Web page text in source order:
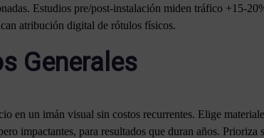
Estudios pre/post-instalación miden tráfico +15-
atribución digital de rótulos físicos.
Generales
en un imán visual sin costos recurrentes. Elige
impactantes, para resultados que duran años. Prioriza